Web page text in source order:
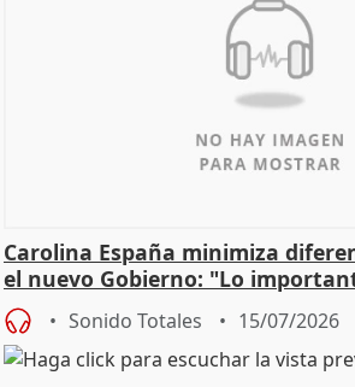
Carolina España minimiza
el nuevo Gobierno: "Lo
una leg
Sonido Totales 15/07/2026